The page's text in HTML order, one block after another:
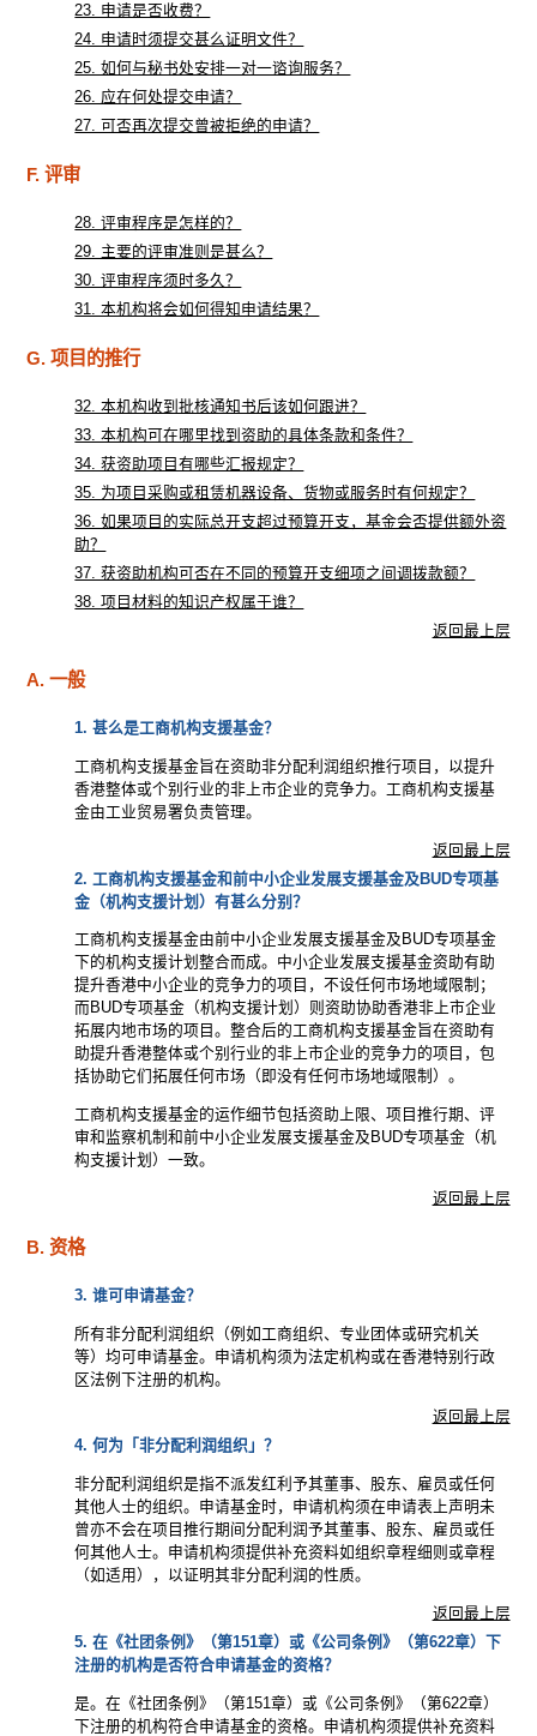
23. 申请是否收费？
24. 申请时须提交甚么证明文件？
25. 如何与秘书处安排一对一谘询服务？
26. 应在何处提交申请？
27. 可否再次提交曾被拒绝的申请？
F. 评审
28. 评审程序是怎样的？
29. 主要的评审准则是甚么？
30. 评审程序须时多久？
31. 本机构将会如何得知申请结果？
G. 项目的推行
32. 本机构收到批核通知书后该如何跟进？
33. 本机构可在哪里找到资助的具体条款和条件？
34. 获资助项目有哪些汇报规定？
35. 为项目采购或租赁机器设备、货物或服务时有何规定？
36. 如果项目的实际总开支超过预算开支，基金会否提供额外资
助？
37. 获资助机构可否在不同的预算开支细项之间调拨款额？
38. 项目材料的知识产权属于谁？
返回最上层
A. 一般
1. 甚么是工商机构支援基金？
工商机构支援基金旨在资助非分配利润组织推行项目，以提升
香港整体或个别行业的非上市企业的竞争力。工商机构支援基
金由工业贸易署负责管理。
返回最上层
2. 工商机构支援基金和前中小企业发展支援基金及BUD专项基
金（机构支援计划）有甚么分别？
工商机构支援基金由前中小企业发展支援基金及BUD专项基金
下的机构支援计划整合而成。中小企业发展支援基金资助有助
提升香港中小企业的竞争力的项目，不设任何市场地域限制；
而BUD专项基金（机构支援计划）则资助协助香港非上市企业
拓展内地市场的项目。整合后的工商机构支援基金旨在资助有
助提升香港整体或个别行业的非上市企业的竞争力的项目，包
括协助它们拓展任何市场（即没有任何市场地域限制）。
工商机构支援基金的运作细节包括资助上限、项目推行期、评
审和监察机制和前中小企业发展支援基金及BUD专项基金（机
构支援计划）一致。
返回最上层
B. 资格
3. 谁可申请基金？
所有非分配利润组织（例如工商组织、专业团体或研究机关
等）均可申请基金。申请机构须为法定机构或在香港特别行政
区法例下注册的机构。
返回最上层
4. 何为「非分配利润组织」？
非分配利润组织是指不派发红利予其董事、股东、雇员或任何
其他人士的组织。申请基金时，申请机构须在申请表上声明未
曾亦不会在项目推行期间分配利润予其董事、股东、雇员或任
何其他人士。申请机构须提供补充资料如组织章程细则或章程
（如适用），以证明其非分配利润的性质。
返回最上层
5. 在《社团条例》（第151章）或《公司条例》（第622章）下
注册的机构是否符合申请基金的资格？
是。在《社团条例》（第151章）或《公司条例》（第622章）
下注册的机构符合申请基金的资格。申请机构须提供补充资料